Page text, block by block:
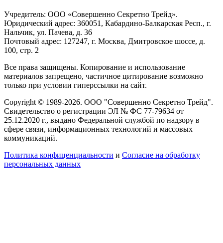
Учредитель: ООО «Совершенно Секретно Трейд».
Юридический адрес: 360051, Кабардино-Балкарская Респ., г.
Нальчик, ул. Пачева, д. 36
Почтовый адрес: 127247, г. Москва, Дмитровское шоссе, д.
100, стр. 2
Все права защищены. Копирование и использование
материалов запрещено, частичное цитирование возможно
только при условии гиперссылки на сайт.
Copyright © 1989-2026. ООО "Совершенно Секретно Трейд".
Свидетельство о регистрации ЭЛ № ФС 77-79634 от
25.12.2020 г., выдано Федеральной службой по надзору в
сфере связи, информационных технологий и массовых
коммуникаций.
Политика конфиценциальности и Согласие на обработку
персональных данных